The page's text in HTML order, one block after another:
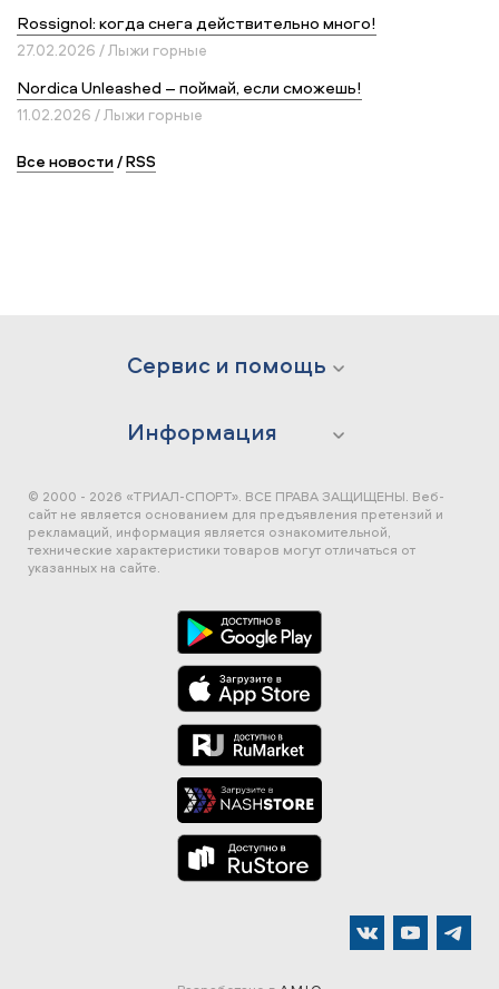
Rossignol: когда снега действительно много!
27.02.2026 / Лыжи горные
Nordica Unleashed – поймай, если сможешь!
11.02.2026 / Лыжи горные
Все новости/RSS
Сервис и помощь
Информация
© 2000 - 2026 «ТРИАЛ-СПОРТ». ВСЕ ПРАВА ЗАЩИЩЕНЫ. Веб-
сайт не является основанием для предъявления претензий и
рекламаций, информация является ознакомительной,
технические характеристики товаров могут отличаться от
указанных на сайте.